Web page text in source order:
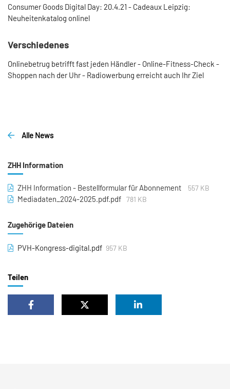
Consumer Goods Digital Day: 20.4.21 - Cadeaux Leipzig:
Neuheitenkatalog onlinel
Verschiedenes
Onlinebetrug betrifft fast jeden Händler - Online-Fitness-Check -
Shoppen nach der Uhr - Radiowerbung erreicht auch Ihr Ziel
Alle News
ZHH Information
ZHH Information - Bestellformular für Abonnement 557 KB
Mediadaten_2024-2025.pdf.pdf 781 KB
Zugehörige Dateien
PVH-Kongress-digital.pdf 957 KB
Teilen